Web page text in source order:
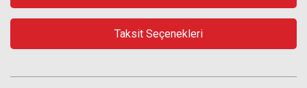
Taksit Seçenekleri